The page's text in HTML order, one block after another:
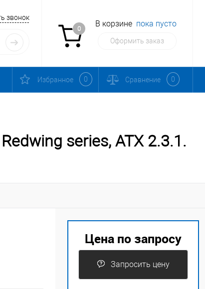
звонок
0
В корзине пока пусто
Оформить заказ
Избранное 0 Сравнение 0
series, ATX 2.3.1.
Цена по запросу
Запросить цену